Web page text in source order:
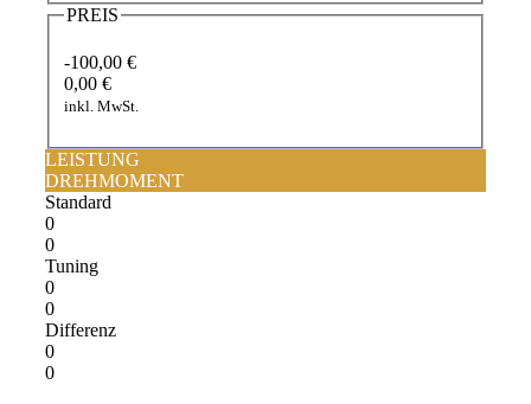
PREIS
-100,00 €
0,00 €
inkl. MwSt.
LEISTUNG
DREHMOMENT
Standard
0
0
Tuning
0
0
Differenz
0
0